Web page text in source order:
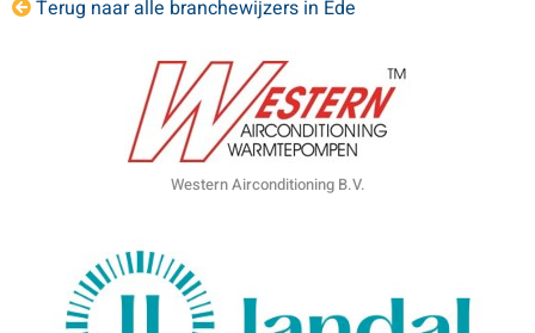
Terug naar alle branchewijzers in Ede
Western Airconditioning B.V.